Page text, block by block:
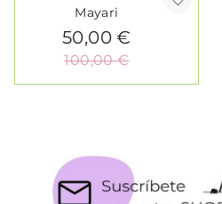
Mayari
50,00 €
100,00 €